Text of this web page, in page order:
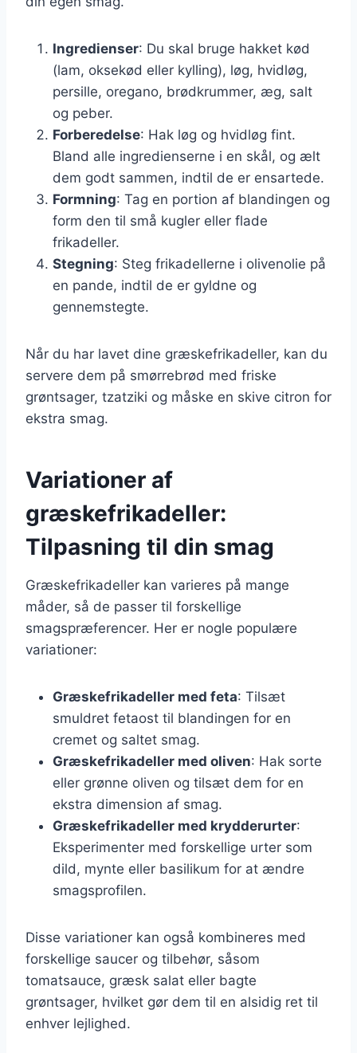
Ingredienser: Du skal bruge hakket kød
(lam, oksekød eller kylling), løg, hvidløg,
persille, oregano, brødkrummer, æg, salt
og peber.
Forberedelse: Hak løg og hvidløg fint.
Bland alle ingredienserne i en skål, og ælt
dem godt sammen, indtil de er ensartede.
Formning: Tag en portion af blandingen og
form den til små kugler eller flade
frikadeller.
Stegning: Steg frikadellerne i olivenolie på
en pande, indtil de er gyldne og
gennemstegte.
Når du har lavet dine græskefrikadeller, kan du
servere dem på smørrebrød med friske
grøntsager, tzatziki og måske en skive citron for
ekstra smag.
Variationer af
græskefrikadeller:
Tilpasning til din smag
Græskefrikadeller kan varieres på mange
måder, så de passer til forskellige
smagspræferencer. Her er nogle populære
variationer:
Græskefrikadeller med feta: Tilsæt
smuldret fetaost til blandingen for en
cremet og saltet smag.
Græskefrikadeller med oliven: Hak sorte
eller grønne oliven og tilsæt dem for en
ekstra dimension af smag.
Græskefrikadeller med krydderurter:
Eksperimenter med forskellige urter som
dild, mynte eller basilikum for at ændre
smagsprofilen.
Disse variationer kan også kombineres med
forskellige saucer og tilbehør, såsom
tomatsauce, græsk salat eller bagte
grøntsager, hvilket gør dem til en alsidig ret til
enhver lejlighed.